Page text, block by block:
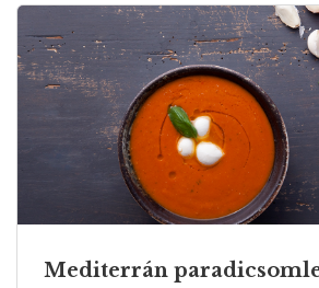
Mediterrán